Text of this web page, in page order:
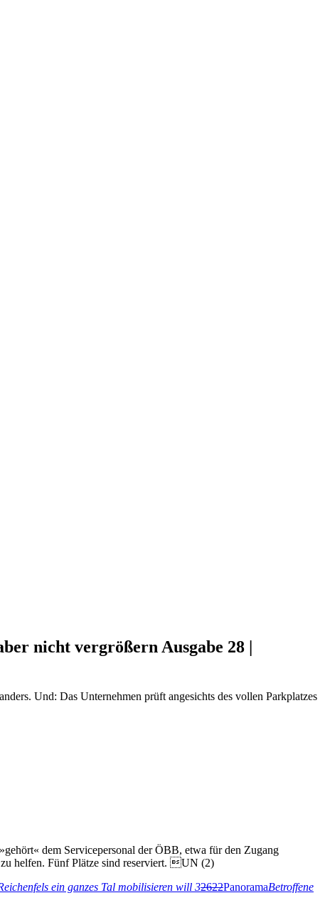
nicht vergrößern Ausgabe 28 |
Und: Das Unternehmen prüft angesichts des vollen Parkplatzes
dem Servicepersonal der ÖBB, etwa für den Zugang
zu helfen. Fünf Plätze sind reserviert. UN (2)
ein ganzes Tal mobilisieren will 32622PanoramaBetroffene